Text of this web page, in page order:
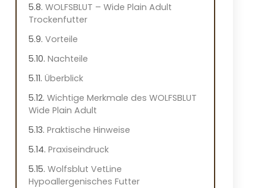
WOLFSBLUT – Wide Plain Adult
Trockenfutter
Vorteile
Nachteile
Überblick
Wichtige Merkmale des WOLFSBLUT
Wide Plain Adult
Praktische Hinweise
Praxiseindruck
Wolfsblut VetLine
Hypoallergenisches Futter